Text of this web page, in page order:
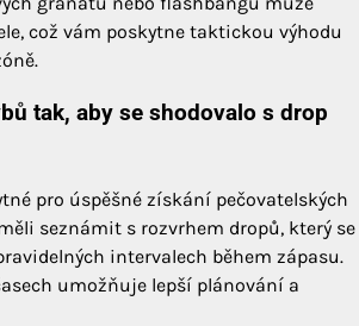
což vám poskytne taktickou výhodu
tak, aby se shodovalo s drop
pro úspěšné získání pečovatelských
seznámit s rozvrhem dropů, který se
intervalech během zápasu.
umožňuje lepší plánování a